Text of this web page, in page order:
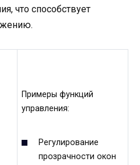
что способствует
Примеры функций
управления:
Регулирование
прозрачности окон